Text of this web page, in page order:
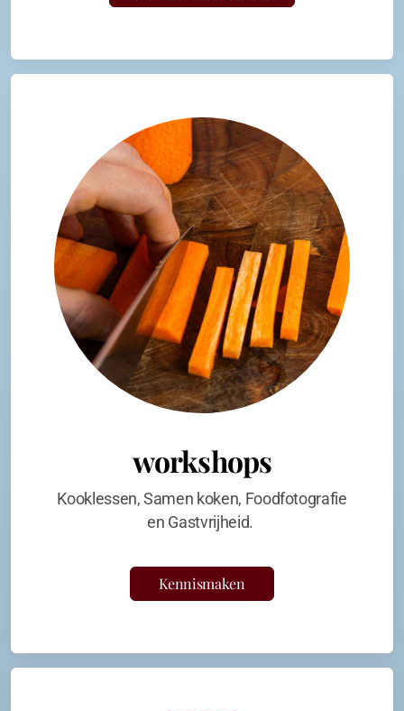
workshops
Kooklessen, Samen koken, Foodfotografie
en Gastvrijheid.
Kennismaken